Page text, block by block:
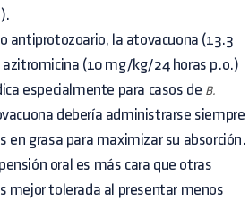
antiprotozoario, la atovacuona (13.3
(10 mg/kg/24 horas p.o.)
especialmente para casos de B.
debería administrarse siempre
en grasa para maximizar su absorción.
oral es más cara que otras
mejor tolerada al presentar menos